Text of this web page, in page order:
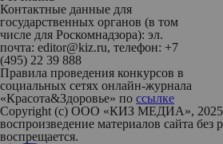
Контактные данные для
государственных органов (в том
числе для Роскомнадзора): эл.
почта: editor@kiz.ru, телефон: +7
(495) 22 39 888
Правила проведения конкурсов в
социальных сетях онлайн-журнала
«Красота&Здоровье» по ссылке
Copyright (с) ООО «КИЗ МЕДИА»,
воспроизведение материалов сайта без
воспрещается.